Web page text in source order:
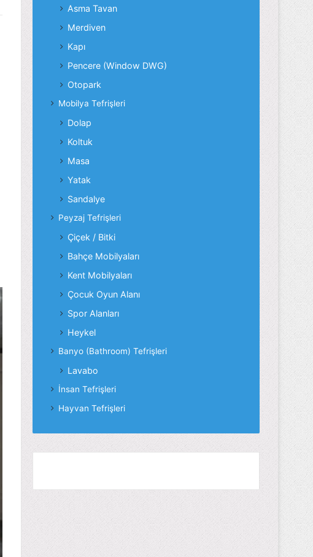
Asma Tavan
Merdiven
Kapı
Pencere (Window DWG)
Otopark
Mobilya Tefrişleri
Dolap
Koltuk
Masa
Yatak
Sandalye
Peyzaj Tefrişleri
Çiçek / Bitki
Bahçe Mobilyaları
Kent Mobilyaları
Çocuk Oyun Alanı
Spor Alanları
Heykel
Banyo (Bathroom) Tefrişleri
Lavabo
İnsan Tefrişleri
Hayvan Tefrişleri